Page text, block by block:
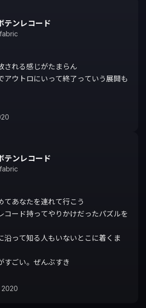
テンレコード
される感じがたまらん
アウトロにいって終了っていう展開も
テンレコード
てあなたを連れて行こう
コード持ってやりかけだったパズルを
沿って知る人もいないとこに着くま
すごい。ぜんぶすき
2020